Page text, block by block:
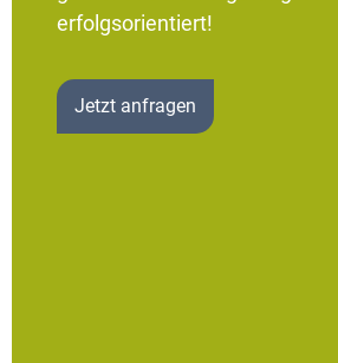
erfolgsorientiert!
Jetzt anfragen